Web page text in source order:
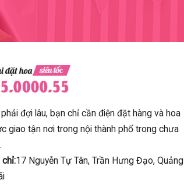
đợi lâu, bạn chỉ cần điện đặt hàng và hoa
giao tận nơi trong nội thành phố trong chưa
17 Nguyễn Tự Tân, Trần Hưng Đạo, Quảng